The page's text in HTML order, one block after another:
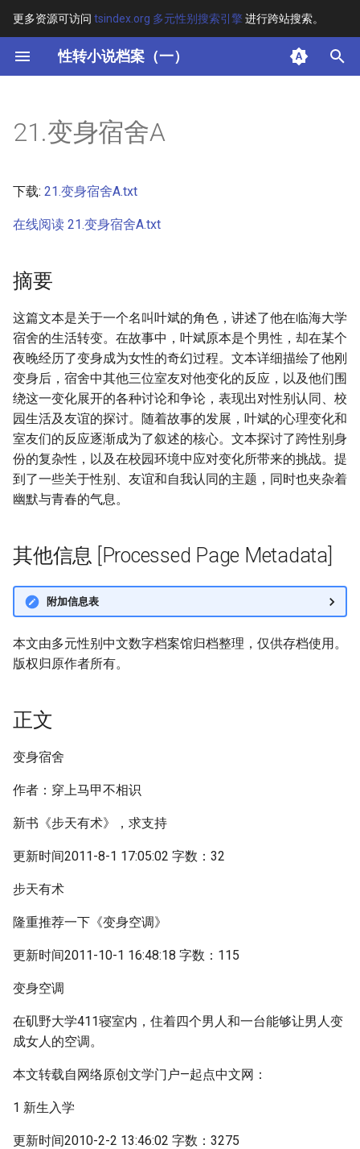
更多资源可访问 tsindex.org 多元性别搜索引擎进行跨站搜索。
性转小说档案（一）
键
开
搜
索
其他信息 [Processed Page
21.变身宿舍A
下载: 21.变身宿舍A.txt
在线阅读 21.变身宿舍A.txt
摘要
这篇文本是关于一个名叫叶斌的角色，讲述了他在临海大学
宿舍的生活转变。在故事中，叶斌原本是个男性，却在某个
夜晚经历了变身成为女性的奇幻过程。文本详细描绘了他刚
变身后，宿舍中其他三位室友对他变化的反应，以及他们围
绕这一变化展开的各种讨论和争论，表现出对性别认同、校
园生活及友谊的探讨。随着故事的发展，叶斌的心理变化和
室友们的反应逐渐成为了叙述的核心。文本探讨了跨性别身
份的复杂性，以及在校园环境中应对变化所带来的挑战。提
到了一些关于性别、友谊和自我认同的主题，同时也夹杂着
幽默与青春的气息。
其他信息 [Processed Page Metadata]
附加信息表
本文由多元性别中文数字档案馆归档整理，仅供存档使用。
版权归原作者所有。
正文
变身宿舍
作者：穿上马甲不相识
新书《步天有术》，求支持
更新时间2011-8-1 17:05:02 字数：32
步天有术
隆重推荐一下《变身空调》
更新时间2011-10-1 16:48:18 字数：115
变身空调
在矶野大学411寝室内，住着四个男人和一台能够让男人变
成女人的空调。
本文转载自网络原创文学门户—起点中文网：
1 新生入学
更新时间2010-2-2 13:46:02 字数：3275